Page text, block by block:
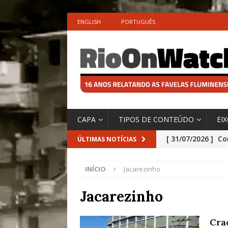
ENGLISH PORTUGUÊS
CAPA TIPOS DE CONTEÚDO
ÚLTIMAS NOTÍCIAS [ 31/07/2026 ]
Especial do
INÍCIO Jacarezinho
Jacarezinho